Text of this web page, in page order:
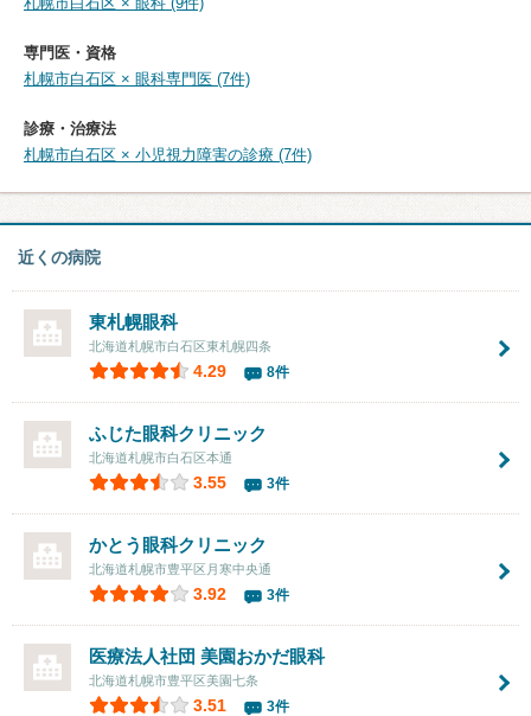
専門医・資格
札幌市白石区 × 眼科専門医 (7件)
診療・治療法
札幌市白石区 × 小児視力障害の診療 (7件)
近くの病院
東札幌眼科
北海道札幌市白石区東札幌四条
4.29 8件
ふじた眼科クリニック
北海道札幌市白石区本通
3.55 3件
かとう眼科クリニック
北海道札幌市豊平区月寒中央通
3.92 3件
医療法人社団 美園おかだ眼科
北海道札幌市豊平区美園七条
3.51 3件